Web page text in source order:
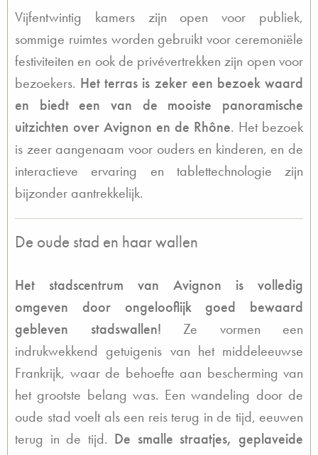
Vijfentwintig kamers zijn open voor publiek,
sommige ruimtes worden gebruikt voor ceremoniële
festiviteiten en ook de privévertrekken zijn open voor
bezoekers. Het terras is zeker een bezoek waard
en biedt een van de mooiste panoramische
uitzichten over Avignon en de Rhône. Het bezoek
is zeer aangenaam voor ouders en kinderen, en de
interactieve ervaring en tablettechnologie zijn
bijzonder aantrekkelijk.
De oude stad en haar wallen
Het stadscentrum van Avignon is volledig
omgeven door ongelooflijk goed bewaard
gebleven stadswallen! Ze vormen een
indrukwekkend getuigenis van het middeleeuwse
Frankrijk, waar de behoefte aan bescherming van
het grootste belang was. Een wandeling door de
oude stad voelt als een reis terug in de tijd, eeuwen
terug in de tijd. De smalle straatjes, geplaveide